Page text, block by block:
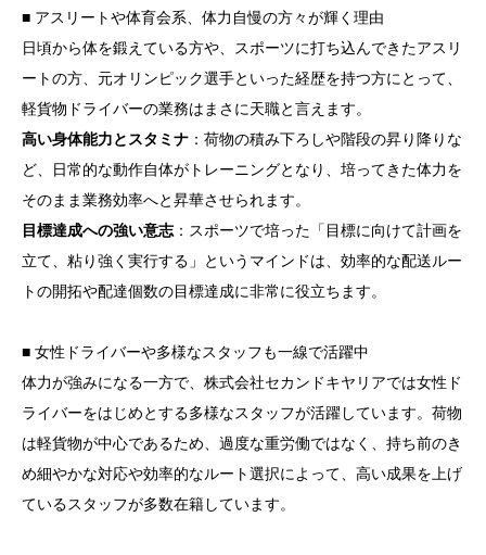
■ アスリートや体育会系、体力自慢の方々が輝く理由
日頃から体を鍛えている方や、スポーツに打ち込んできたアスリ
ートの方、元オリンピック選手といった経歴を持つ方にとって、
軽貨物ドライバーの業務はまさに天職と言えます。
高い身体能力とスタミナ ：荷物の積み下ろしや階段の昇り降りな
ど、日常的な動作自体がトレーニングとなり、培ってきた体力を
そのまま業務効率へと昇華させられます。
目標達成への強い意志：スポーツで培った「目標に向けて計画を
立て、粘り強く実行する」というマインドは、効率的な配送ルー
トの開拓や配達個数の目標達成に非常に役立ちます。
■ 女性ドライバーや多様なスタッフも一線で活躍中
体力が強みになる一方で、株式会社セカンドキヤリアでは女性ド
ライバーをはじめとする多様なスタッフが活躍しています。荷物
は軽貨物が中心であるため、過度な重労働ではなく、持ち前のき
め細やかな対応や効率的なルート選択によって、高い成果を上げ
ているスタッフが多数在籍しています。